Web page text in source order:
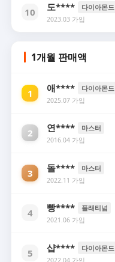
10 도**** 다이아몬드
2023.03 가입
1개월 판매액
1 애**** 다이아몬드
2025.07 가입
2 연**** 마스터
2016.04 가입
3 돌**** 마스터
2022.11 가입
4 빵**** 플래티넘
2021.06 가입
5 샵**** 다이아몬드
2022.04 가입